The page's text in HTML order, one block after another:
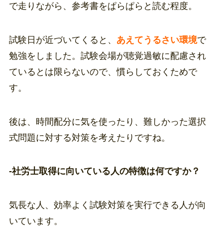
で走りながら、参考書をぱらぱらと読む程度。
試験日が近づいてくると、 あえてうるさい環境で
勉強をしました。試験会場が聴覚過敏に配慮され
ているとは限らないので、慣らしておくためで
す。
後は、時間配分に気を使ったり、難しかった選択
式問題に対する対策を考えたりですね。
-社労士取得に向いている人の特徴は何ですか？
気長な人、効率よく試験対策を実行できる人が向
いています。